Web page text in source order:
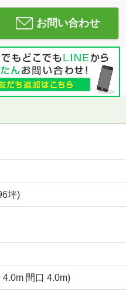
お問い合わせ
坪)
間口 4.0m)